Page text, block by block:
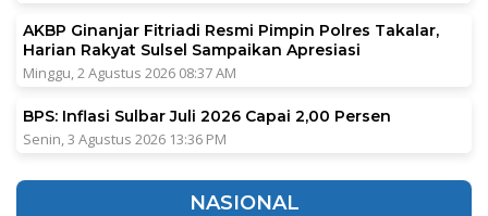
AKBP Ginanjar Fitriadi Resmi Pimpin Polres Takalar,
Harian Rakyat Sulsel Sampaikan Apresiasi
Minggu, 2 Agustus 2026 08:37 AM
BPS: Inflasi Sulbar Juli 2026 Capai 2,00 Persen
Senin, 3 Agustus 2026 13:36 PM
NASIONAL